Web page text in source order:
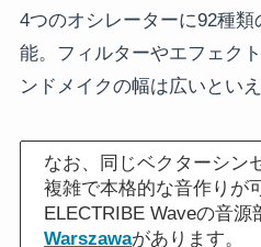
4つのオシレーターに92種
能。フィルターやエフェク
ンドメイクの幅は広いといえ
なお、同じベクターシン
複雑で本格的な音作りが
ELECTRIBE Waveの音
Warszawaがあります。